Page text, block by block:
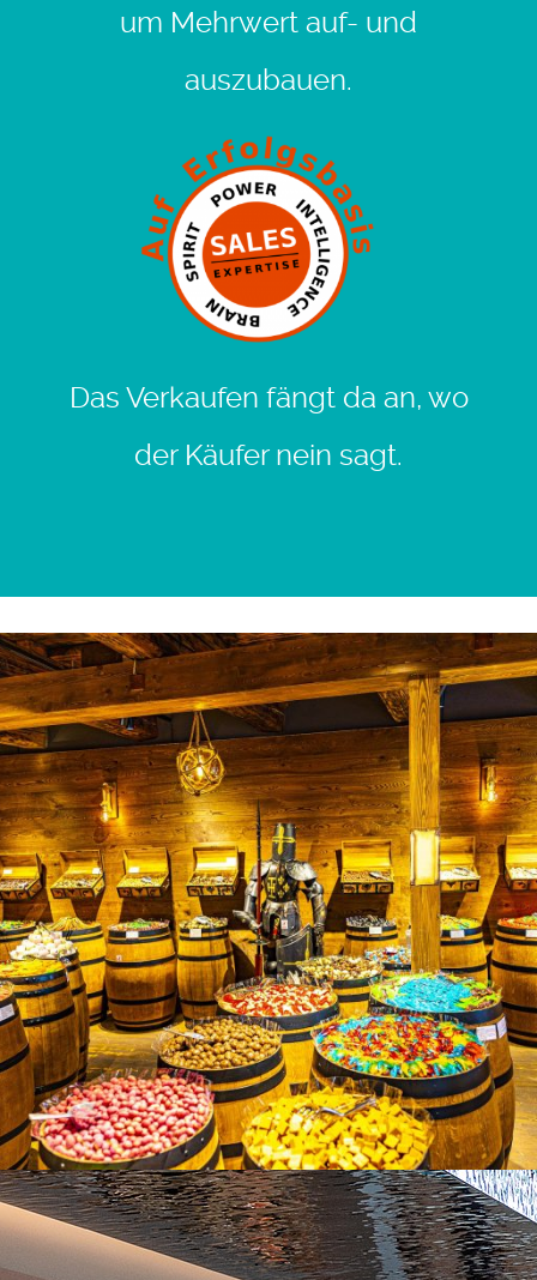
um Mehrwert auf- und
auszubauen.
Das Verkaufen fängt da an, wo
der Käufer nein sagt.